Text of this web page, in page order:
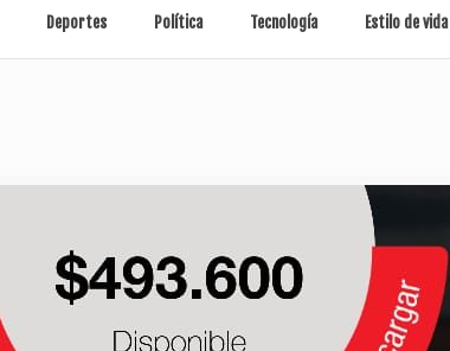
Deportes Política Tecnología Estilo de vida